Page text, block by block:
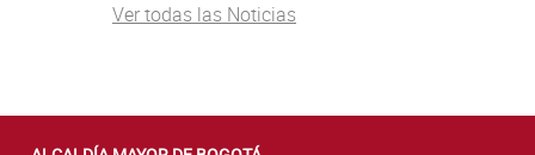
Ver todas las Noticias